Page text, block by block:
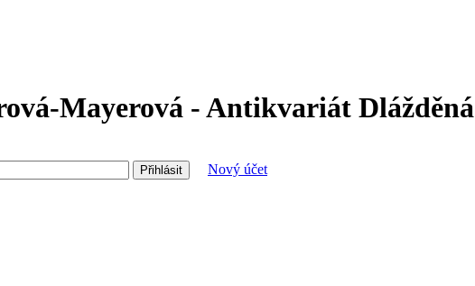
Mayerová - Antikvariát Dlážděná
Nový účet